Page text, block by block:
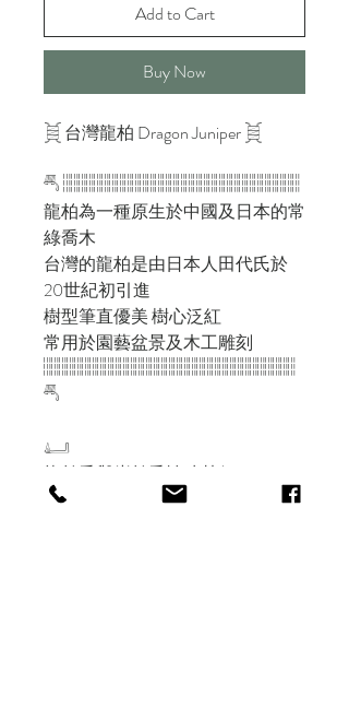
Add to Cart
Buy Now
𓋌 台灣龍柏 Dragon Juniper 𓋌
𓄪 𓐂𓐂𓐂𓐂𓐂𓐂𓐂𓐂𓐂𓐂𓐂𓐂𓐂𓐂𓐂𓐂𓐂𓐂𓐂𓐂𓐂𓐂𓐂𓐂𓐂𓐂𓐂𓐂𓐂𓐂𓐂
龍柏為一種原生於中國及日本的常
綠喬木
台灣的龍柏是由日本人田代氏於
20世紀初引進
樹型筆直優美 樹心泛紅
常用於園藝盆景及木工雕刻
𓐂𓐂𓐂𓐂𓐂𓐂𓐂𓐂𓐂𓐂𓐂𓐂𓐂𓐂𓐂𓐂𓐂𓐂𓐂𓐂𓐂𓐂𓐂𓐂𓐂𓐂𓐂𓐂𓐂𓐂𓐂𓐂𓐂
𓄪
𓂞
龍柏香與崖柏香性味甚似
崖柏清幽帶甜 龍柏則較提神醒鼻